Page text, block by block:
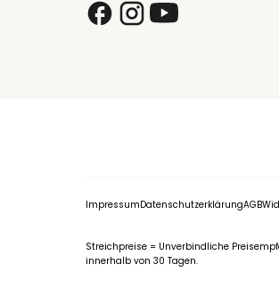
ImpressumDatenschutzerklärungAGB
Streichpreise = Unverbindliche
innerhalb von 30 Tagen.